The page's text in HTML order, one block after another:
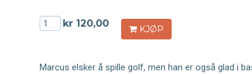
kr 120,00
KJØP
Marcus elsker å spille golf, men han er også glad i